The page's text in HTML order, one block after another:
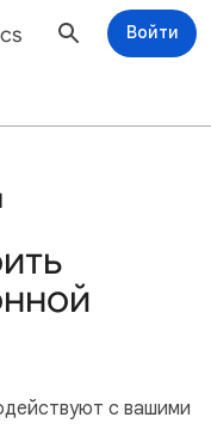
Войти
с вашими